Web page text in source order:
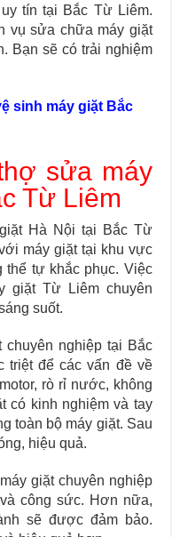
tín tại Bắc Từ Liêm.
vụ sửa chữa máy giặt
Bạn sẽ có trải nghiệm
sinh máy giặt Bắc
sửa máy
Từ Liêm
Hà Nội tại Bắc Từ
máy giặt tại khu vực
thể tự khắc phục. Việc
giặt Từ Liêm chuyên
suốt.
nghiệp tại Bắc
triệt để các vấn đề về
rò rỉ nước, không
có kinh nghiệm và tay
toàn bộ máy giặt. Sau
hiệu quả.
giặt chuyên nghiệp
công sức. Hơn nữa,
sẽ được đảm bảo.